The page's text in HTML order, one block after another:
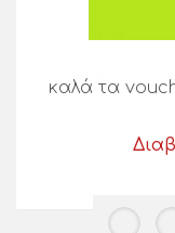
καλά τα